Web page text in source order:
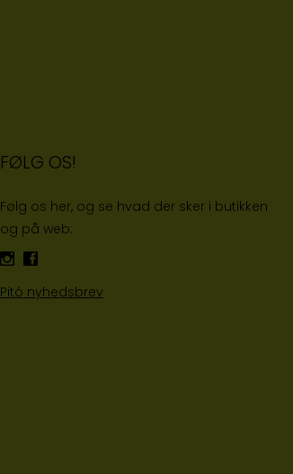
FØLG OS!
Følg os her, og se hvad der sker i butikken
og på web:
Pitó nyhedsbrev